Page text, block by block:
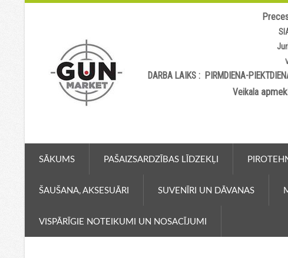
DARBA LAIKS : PIRMDIENA-
Veikala
SĀKUMS PAŠAIZSARDZĪBAS LĪDZEKĻI
ŠAUŠANA, AKSESUĀRI SUVENĪRI UN DĀVANAS
VISPĀRĪGIE NOTEIKUMI UN NOSACĪJUMI